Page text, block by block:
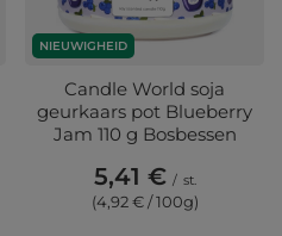
NIEUWIGHEID
Candle World soja
geurkaars pot Blueberry
Jam 110 g Bosbessen
5,41 € / st.
(4,92 € / 100g)